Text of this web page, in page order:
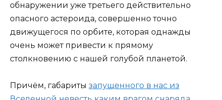
обнаружении уже третьего действительно
опасного астероида, совершенно точно
движущегося по орбите, которая однажды
очень может привести к прямому
столкновению с нашей голубой планетой.
Причём, габариты запущенного в нас из